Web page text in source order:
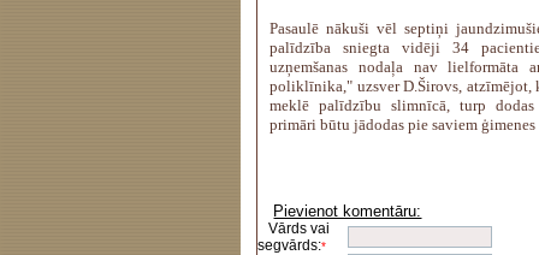
Pasaulē nākuši vēl septiņi
palīdzība sniegta vidēji 34
uzņemšanas nodaļa nav lielformāta
poliklīnika," uzsver D.Širovs, atzīmējot,
meklē palīdzību slimnīcā, turp
primāri būtu jādodas pie saviem ģimenes
Pievienot komentāru:
Vārds vai
segvārds:*